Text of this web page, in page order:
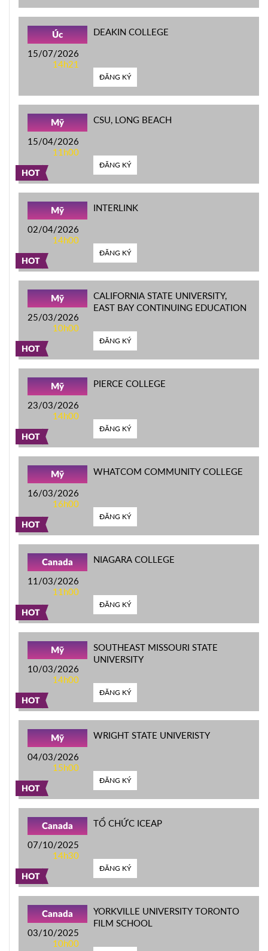
Úc
15/07/2026
14h21
DEAKIN COLLEGE
ĐĂNG KÝ
HOT
Mỹ
15/04/2026
11h00
CSU, LONG BEACH
ĐĂNG KÝ
HOT
Mỹ
02/04/2026
14h00
INTERLINK
ĐĂNG KÝ
HOT
Mỹ
25/03/2026
10h00
CALIFORNIA STATE UNIVERSITY,
EAST BAY CONTINUING EDUCATION
ĐĂNG KÝ
HOT
Mỹ
23/03/2026
14h00
PIERCE COLLEGE
ĐĂNG KÝ
HOT
Mỹ
16/03/2026
16h00
WHATCOM COMMUNITY COLLEGE
ĐĂNG KÝ
HOT
Canada
11/03/2026
11h00
NIAGARA COLLEGE
ĐĂNG KÝ
HOT
Mỹ
10/03/2026
14h00
SOUTHEAST MISSOURI STATE
UNIVERSITY
ĐĂNG KÝ
HOT
Mỹ
04/03/2026
15h00
WRIGHT STATE UNIVERISTY
ĐĂNG KÝ
HOT
Canada
07/10/2025
14h30
TỔ CHỨC ICEAP
ĐĂNG KÝ
Canada
03/10/2025
10h00
YORKVILLE UNIVERSITY TORONTO
FILM SCHOOL